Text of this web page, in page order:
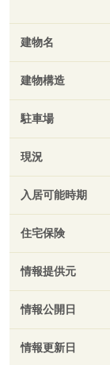
建物名
建物構造
駐車場
現況
入居可能時期
住宅保険
情報提供元
情報公開日
情報更新日